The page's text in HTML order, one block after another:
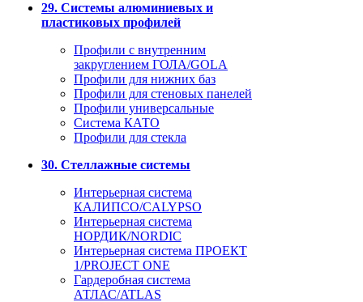
29. Системы алюминиевых и
пластиковых профилей
Профили с внутренним
закруглением ГОЛА/GOLA
Профили для нижних баз
Профили для стеновых панелей
Профили универсальные
Система КАТО
Профили для стекла
30. Стеллажные системы
Интерьерная система
КАЛИПСО/CALYPSO
Интерьерная система
НОРДИК/NORDIC
Интерьерная система ПРОЕКТ
1/PROJECT ONE
Гардеробная система
АТЛАС/ATLAS